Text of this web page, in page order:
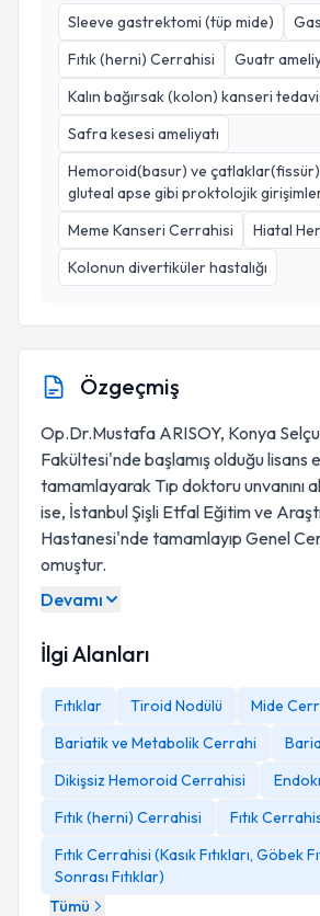
Sleeve gastrektomi (tüp mide)
Fıtık (herni) Cerrahisi
Guatr
Kalın bağırsak (kolon) kanseri
Safra kesesi ameliyatı
Hemoroid(basur) ve
gluteal apse gibi proktolojik
Meme Kanseri Cerrahisi
Hiatal
Kolonun divertiküler hastalığı
Özgeçmiş
Op.Dr.Mustafa ARISOY, Konya
Fakültesi'nde başlamış olduğu lisans
tamamlayarak Tıp doktoru unvanını
ise, İstanbul Şişli Etfal Eğitim ve
Hastanesi'nde tamamlayıp Genel
omuştur.
Devamı
İlgi Alanları
Fıtıklar Tiroid Nodülü
Mide
Bariatik ve Metabolik Cerrahi
Dikişsiz Hemoroid Cerrahisi
Fıtık (herni) Cerrahisi
Fıtık
Fıtık Cerrahisi (Kasık Fıtıkları, Göbek
Sonrası Fıtıklar)
Tümü